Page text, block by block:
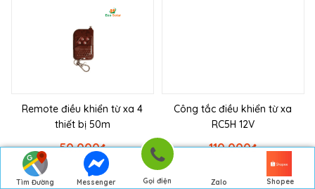
Tìm Đường
Messenger Gọi điện Zalo Shopee
Remote điều khiển từ xa 4
thiết bị 50m
₫
50.000
Công tắc điều khiển từ xa
RC5H 12V
₫
110.000